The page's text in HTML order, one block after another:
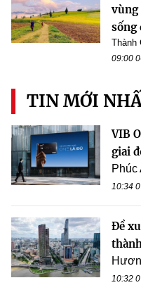
vùng
sống
Thành
09:00
TIN MỚI
VIB
giai
Phúc
10:34
Đề
10:32